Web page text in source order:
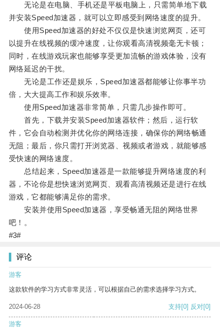
无论是在电脑、手机还是平板电脑上，只需简单地下载
并安装Speed加速器，就可以立即感受到网络速度的提升。
使用Speed加速器的好处不仅仅是快速浏览网页，还可
以提升在线视频的缓冲速度，让你观看高清视频毫无卡顿；
同时，在线游戏玩家也能够享受更加流畅的游戏体验，没有
网络延迟的干扰。
无论是工作还是娱乐，Speed加速器都能够让你事半功
倍，大大提高工作和娱乐效率。
使用Speed加速器非常简单，只需几步操作即可。
首先，下载并安装Speed加速器软件；然后，运行软
件，它会自动检测并优化你的网络连接，确保你的网络畅通
无阻；最后，你只需打开浏览器、视频或者游戏，就能够感
受快速的网络速度。
总结起来，Speed加速器是一款能够提升网络速度的利
器，不论你是想快速浏览网页、观看高清视频还是进行在线
游戏，它都能够满足你的需求。
安装并使用Speed加速器，享受畅通无阻的网络世界
吧！。
#3#
评论
游客
这款软件的学习方式非常灵活，可以根据自己的需求选择学习方式。
2024-06-28 支持[0] 反对[0]
游客